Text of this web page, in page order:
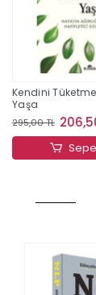
Kendini
Yaşa
295,00 TL